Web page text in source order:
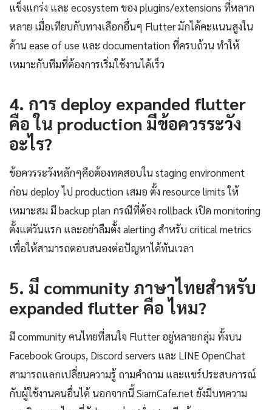
แข็งแกร่ง และ ecosystem ของ plugins/extensions ที่หลาก
หลาย เมื่อเทียบกับทางเลือกอื่นๆ Flutter มักได้คะแนนสูงใน
ด้าน ease of use และ documentation ที่ครบถ้วน ทำให้
เหมาะกับทีมที่ต้องการเริ่มใช้งานได้เร็ว
4. การ deploy expanded flutter
คือ ใน production มีข้อควรระวัง
อะไร?
ข้อควรระวังหลักๆคือต้องทดสอบใน staging environment
ก่อน deploy ไป production เสมอ ตั้ง resource limits ให้
เหมาะสม มี backup plan กรณีที่ต้อง rollback เปิด monitoring
ตั้งแต่วันแรก และอย่าลืมตั้ง alerting สำหรับ critical metrics
เพื่อให้สามารถตอบสนองต่อปัญหาได้ทันเวลา
5. มี community ภาษาไทยสำหรับ
expanded flutter คือ ไหม?
มี community คนไทยที่สนใจ Flutter อยู่หลายกลุ่ม ทั้งบน
Facebook Groups, Discord servers และ LINE OpenChat
สามารถแลกเปลี่ยนความรู้ ถามคำถาม และแชร์ประสบการณ์
กับผู้ใช้งานคนอื่นได้ นอกจากนี้ SiamCafe.net ยังมีบทความ